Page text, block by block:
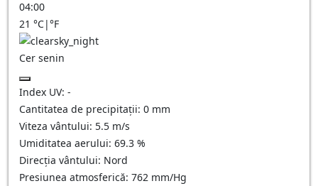
04:00
21 °C|°F
Cer senin
Index UV: -
Cantitatea de precipitații: 0 mm
Viteza vântului: 5.5 m/s
Umiditatea aerului: 69.3 %
Direcția vântului: Nord
Presiunea atmosferică: 762 mm/Hg